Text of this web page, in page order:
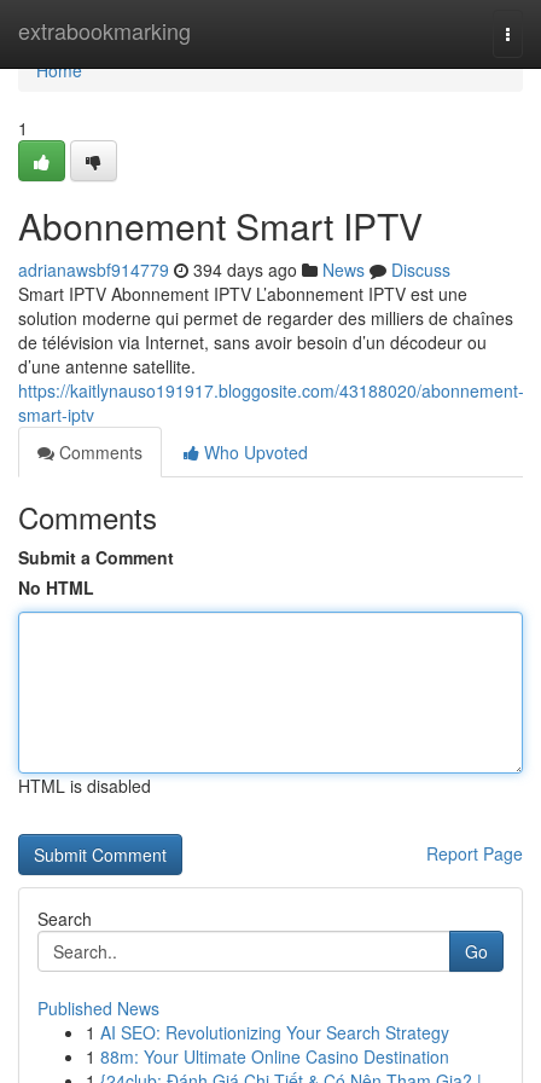
extrabookmarking
Home
Home
1
Abonnement Smart IPTV
adrianawsbf914779 394 days ago News
Discuss
Smart IPTV Abonnement IPTV L’abonnement IPTV est une
solution moderne qui permet de regarder des milliers de chaînes
de télévision via Internet, sans avoir besoin d’un décodeur ou
d’une antenne satellite.
https://kaitlynauso191917.bloggosite.com/43188020/abonnement-
smart-iptv
Comments
Who Upvoted
Comments
Submit a Comment
No HTML
HTML is disabled
Report Page
Search
Go
Published News
1 AI SEO: Revolutionizing Your Search Strategy
1 88m: Your Ultimate Online Casino Destination